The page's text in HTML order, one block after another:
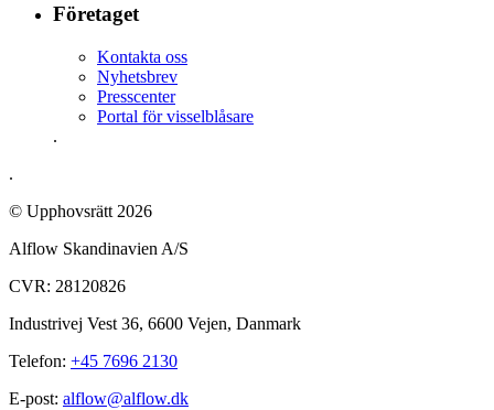
Företaget
Kontakta oss
Nyhetsbrev
Presscenter
Portal för visselblåsare
.
.
© Upphovsrätt 2026
Alflow Skandinavien A/S
CVR: 28120826
Industrivej Vest 36, 6600 Vejen, Danmark
Telefon: +45 7696 2130
E-post: alflow@alflow.dk